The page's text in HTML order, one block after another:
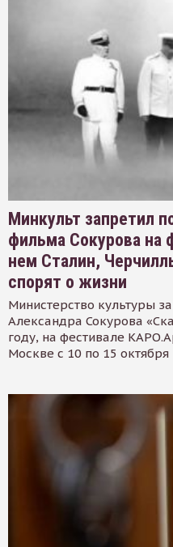
Минкульт запретил
фильма Сокурова на
нем Сталин,
спорят о жизни
Министерство культуры
Александра Сокурова
году, на фестивале
Москве с 10 по 15 октября